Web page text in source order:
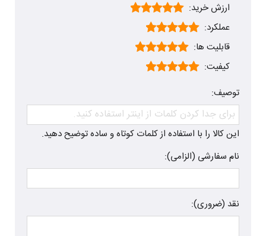
ارزش خرید:
عملکرد:
قابلیت ها:
کیفیت:
توصیف:
این کالا را با استفاده از کلمات کوتاه و ساده توضیح دهید.
نام سفارشی (الزامی):
نقد (ضروری):